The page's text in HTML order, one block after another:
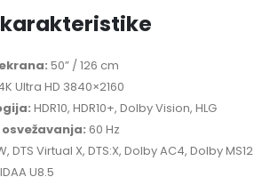
50” / 126 cm
Ultra HD 3840×2160
HDR10, HDR10+, Dolby Vision, HLG
60 Hz
DTS Virtual X, DTS:X, Dolby AC4, Dolby MS12
U8.5